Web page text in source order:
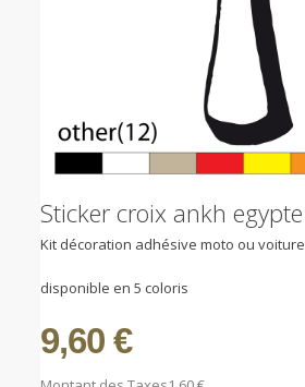
Sticker croix ankh egypte
Kit décoration adhésive moto ou voiture
disponible en 5 coloris
9,60 €